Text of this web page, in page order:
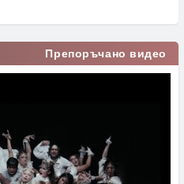
Препоръчано видео